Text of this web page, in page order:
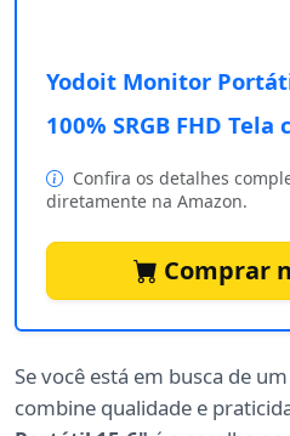
Yodoit Monitor
100% SRGB FHD Tela
Confira os detalhes
diretamente na Amazon.
Comprar
Se você está em busca de
combine qualidade e